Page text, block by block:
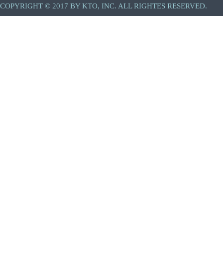
COPYRIGHT © 2017 BY KTO, INC. ALL RIGHTES RESERVED.